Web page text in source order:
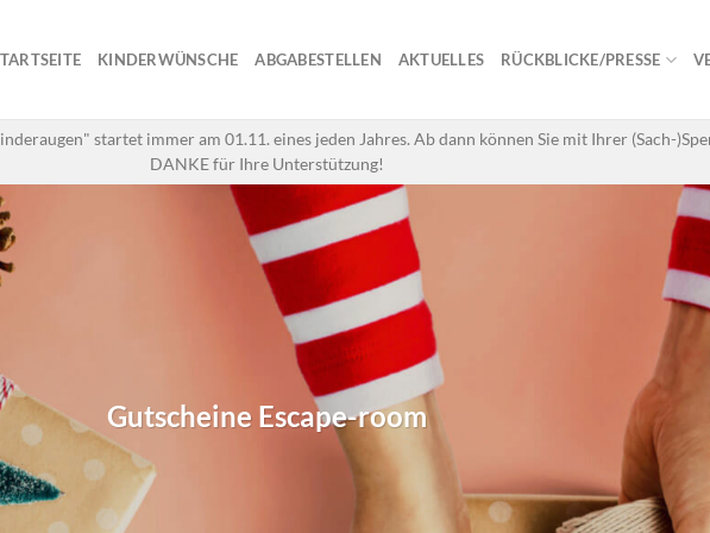
KINDERWÜNSCHE ABGABESTELLEN AKTUELLES RÜCKBLICKE/PRESSE
startet immer am 01.11. eines jeden Jahres. Ab dann können Sie mit Ihrer (Sach-
DANKE für Ihre Unterstützung!
Gutscheine Escape-room